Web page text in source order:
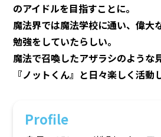
のアイドルを目指すことに。
魔法界では魔法学校に通い、偉大
勉強をしていたらしい。
魔法で召喚したアザラシのような
『ノットくん』と日々楽しく活動
Profile
オーディション